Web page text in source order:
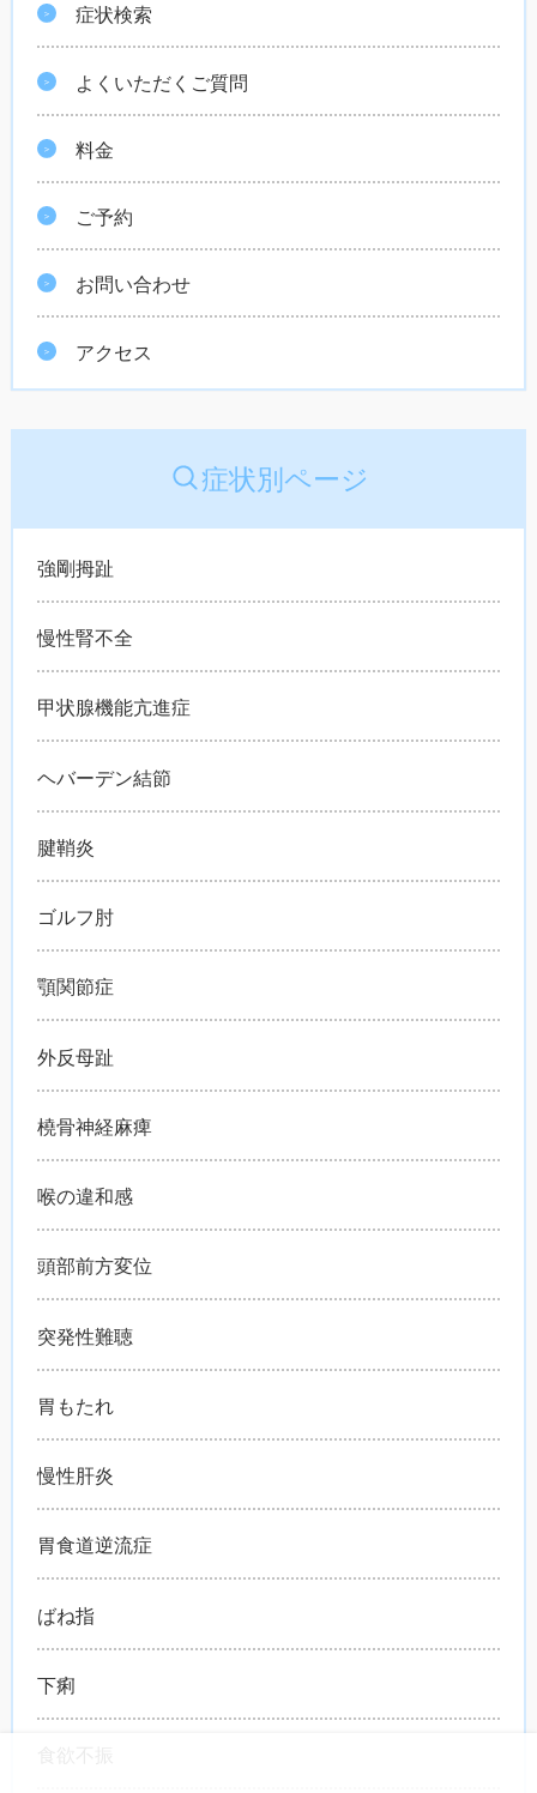
症状検索
よくいただくご質問
料金
ご予約
お問い合わせ
アクセス
症状別ページ
強剛拇趾
慢性腎不全
甲状腺機能亢進症
ヘバーデン結節
腱鞘炎
ゴルフ肘
顎関節症
外反母趾
橈骨神経麻痺
喉の違和感
頭部前方変位
突発性難聴
胃もたれ
慢性肝炎
胃食道逆流症
ばね指
下痢